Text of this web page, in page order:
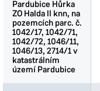
Pardubice Hůrka
ZO Halda II knn, na
pozemcích parc. č.
1042/17, 1042/71,
1042/72, 1046/11,
1046/13, 2714/1 v
katastrálním
území Pardubice
Pardubice Hůrka
ZO Halda II knn, na
pozemcích parc. č.
1042/17, 1042/71,
1042/72, 1046/11,
1046/13, 2714/1 v
katastrálním
území Pardubice